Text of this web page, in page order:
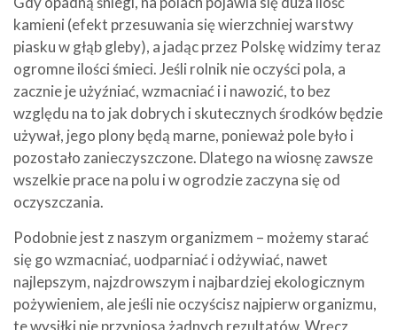
kamieni (efekt przesuwania się wierzchniej warstwy
piasku w głąb gleby), a jadąc przez Polskę widzimy teraz
ogromne ilości śmieci. Jeśli rolnik nie oczyści pola, a
zacznie je użyźniać, wzmacniać i i nawozić, to bez
względu na to jak dobrych i skutecznych środków będzie
używał, jego plony będą marne, ponieważ pole było i
pozostało zanieczyszczone. Dlatego na wiosnę zawsze
wszelkie prace na polu i w ogrodzie zaczyna się od
oczyszczania.
Podobnie jest z naszym organizmem – możemy starać
się go wzmacniać, uodparniać i odżywiać, nawet
najlepszym, najzdrowszym i najbardziej ekologicznym
pożywieniem, ale jeśli nie oczyścisz najpierw organizmu,
te wysiłki nie przyniosą żadnych rezultatów. Wręcz